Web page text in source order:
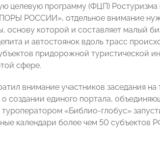
целевую программу (ФЦП)
РОССИИ», отдельное внимание
основу которой и составляет малый
и автостоянок вдоль трасс
придорожной туристической
сфере.
внимание участников заседания
создании единого портала,
«Библио-глобус»
календари более чем 50 субъектов